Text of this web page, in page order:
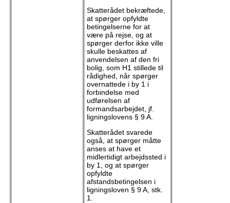
Skatterådet bekræftede,
at spørger opfyldte
betingelserne for at
være på rejse, og at
spørger derfor ikke ville
skulle beskattes af
anvendelsen af den fri
bolig, som H1 stillede til
rådighed, når spørger
overnattede i by 1 i
forbindelse med
udførelsen af
formandsarbejdet, jf.
ligningslovens § 9 A.
Skatterådet svarede
også, at spørger måtte
anses at have et
midlertidigt arbejdssted i
by 1, og at spørger
opfyldte
afstandsbetingelsen i
ligningsloven § 9 A, stk.
1.